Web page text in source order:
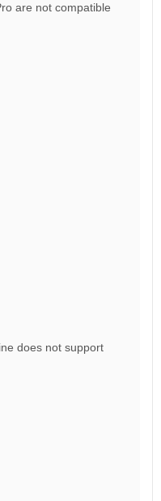
are not compatible
does not support